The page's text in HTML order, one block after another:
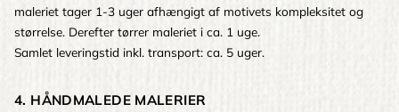
maleriet tager 1-3 uger afhængigt af motivets kompleksitet og
størrelse. Derefter tørrer maleriet i ca. 1 uge.
Samlet leveringstid inkl. transport: ca. 5 uger.
4. HÅNDMALEDE MALERIER